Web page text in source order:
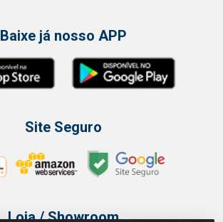
Baixe já nosso APP
Site Seguro
Loja / Showroom